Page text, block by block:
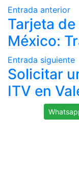
Entrada anterior
Tarjeta
México:
Entrada siguiente
Solicitar
ITV en